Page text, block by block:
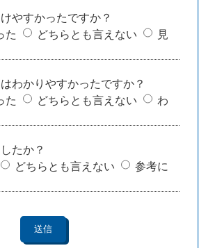
やすかったですか？
た
どちらとも言えない
見
わかりやすかったですか？
た
どちらとも言えない
わ
たか？
どちらとも言えない
参考に